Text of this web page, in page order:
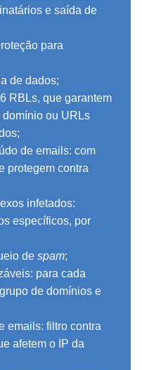
e saída de
para
de dados;
RBLs, que garantem
ou URLs
de emails: com
protegem contra
infetados:
específicos, por
de spam;
para cada
de domínios e
emails: filtro contra
afetem o IP da